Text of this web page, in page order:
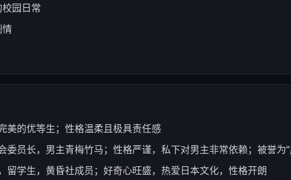
园日常
情
美的优等生；性格温柔且极具责任感
员长，男主青梅竹马；性格严谨，私下对男主非常依赖；被誉为
学生，黄昏社成员；好奇心旺盛，热爱日本文化，性格开朗